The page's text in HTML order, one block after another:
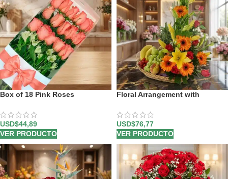
Box of 18 Pink Roses
USD$44,89
VER PRODUCTO
Floral Arrangement with
USD$76,77
VER PRODUCTO